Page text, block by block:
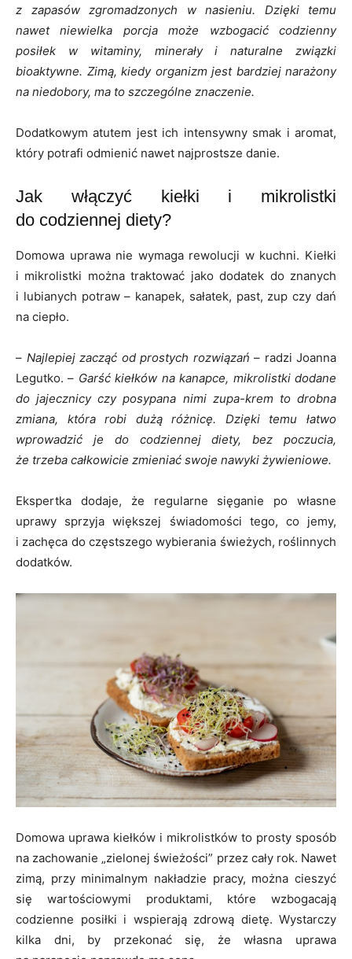
z zapasów zgromadzonych w nasieniu. Dzięki temu
nawet niewielka porcja może wzbogacić codzienny
posiłek w witaminy, minerały i naturalne związki
bioaktywne. Zimą, kiedy organizm jest bardziej narażony
na niedobory, ma to szczególne znaczenie.
Dodatkowym atutem jest ich intensywny smak i aromat,
który potrafi odmienić nawet najprostsze danie.
Jak włączyć kiełki i mikrolistki
do codziennej diety?
Domowa uprawa nie wymaga rewolucji w kuchni. Kiełki
i mikrolistki można traktować jako dodatek do znanych
i lubianych potraw – kanapek, sałatek, past, zup czy dań
na ciepło.
– Najlepiej zacząć od prostych rozwiązań – radzi Joanna
Legutko. – Garść kiełków na kanapce, mikrolistki dodane
do jajecznicy czy posypana nimi zupa-krem to drobna
zmiana, która robi dużą różnicę. Dzięki temu łatwo
wprowadzić je do codziennej diety, bez poczucia,
że trzeba całkowicie zmieniać swoje nawyki żywieniowe.
Ekspertka dodaje, że regularne sięganie po własne
uprawy sprzyja większej świadomości tego, co jemy,
i zachęca do częstszego wybierania świeżych, roślinnych
dodatków.
Domowa uprawa kiełków i mikrolistków to prosty sposób
na zachowanie „zielonej świeżości” przez cały rok. Nawet
zimą, przy minimalnym nakładzie pracy, można cieszyć
się wartościowymi produktami, które wzbogacają
codzienne posiłki i wspierają zdrową dietę. Wystarczy
kilka dni, by przekonać się, że własna uprawa